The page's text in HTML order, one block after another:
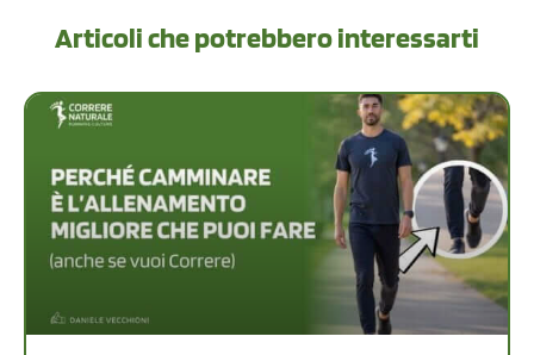
Articoli che potrebbero interessarti